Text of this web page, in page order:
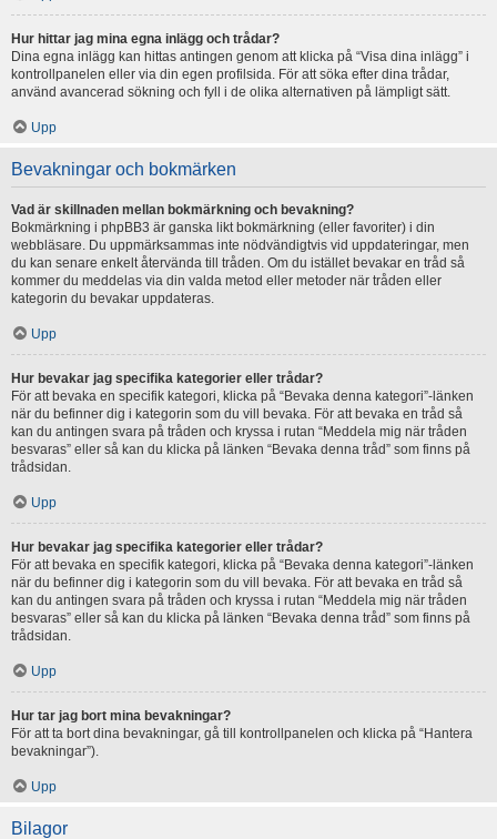
Hur hittar jag mina egna inlägg och trådar?
Dina egna inlägg kan hittas antingen genom att klicka på “Visa dina inlägg” i
kontrollpanelen eller via din egen profilsida. För att söka efter dina trådar,
använd avancerad sökning och fyll i de olika alternativen på lämpligt sätt.
Upp
Bevakningar och bokmärken
Vad är skillnaden mellan bokmärkning och bevakning?
Bokmärkning i phpBB3 är ganska likt bokmärkning (eller favoriter) i din
webbläsare. Du uppmärksammas inte nödvändigtvis vid uppdateringar, men
du kan senare enkelt återvända till tråden. Om du istället bevakar en tråd så
kommer du meddelas via din valda metod eller metoder när tråden eller
kategorin du bevakar uppdateras.
Upp
Hur bevakar jag specifika kategorier eller trådar?
För att bevaka en specifik kategori, klicka på “Bevaka denna kategori”-länken
när du befinner dig i kategorin som du vill bevaka. För att bevaka en tråd så
kan du antingen svara på tråden och kryssa i rutan “Meddela mig när tråden
besvaras” eller så kan du klicka på länken “Bevaka denna tråd” som finns på
trådsidan.
Upp
Hur bevakar jag specifika kategorier eller trådar?
För att bevaka en specifik kategori, klicka på “Bevaka denna kategori”-länken
när du befinner dig i kategorin som du vill bevaka. För att bevaka en tråd så
kan du antingen svara på tråden och kryssa i rutan “Meddela mig när tråden
besvaras” eller så kan du klicka på länken “Bevaka denna tråd” som finns på
trådsidan.
Upp
Hur tar jag bort mina bevakningar?
För att ta bort dina bevakningar, gå till kontrollpanelen och klicka på “Hantera
bevakningar”).
Upp
Bilagor